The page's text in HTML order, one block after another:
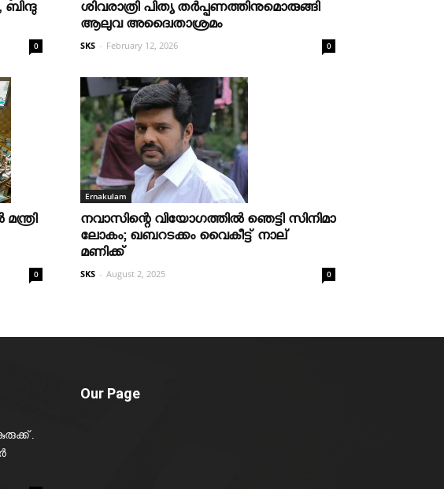
0
ശിവരാത്രി പിത്യ തർപ്പണത്തിനുമൊരുങ്ങി
ആലുവ അദ്വൈതാശ്രമം
SKS - February 12, 2026 0
0
Ernakulam
നവാസിന്റെ വിയോഗത്തില്‍ ഞെട്ടി സിനിമാ
ലോകം; ഖബറടക്കം വൈകീട്ട് നാല്
മണിക്ക്
SKS - August 2, 2025 0
Our Page